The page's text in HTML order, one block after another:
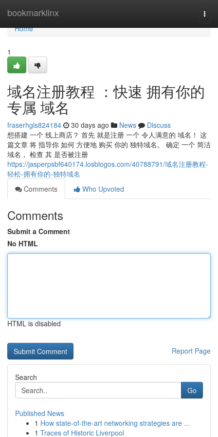
bookmarklinx
Home
Home
1
域名注册教程 ：快速 拥有你的
专属 域名
fraserhgls824184 30 days ago News
Discuss
想搭建 一个 线上商店？ 首先 就是注册 一个 令人满意的 域名！ 这
篇文章 将 指导你 如何 方便地 购买 你的 独特域名。 确定 一个 简洁
域名， 检查 其 是否被注册
https://jasperpsbf640174.losblogos.com/40788791/域名注册教程-
轻松-拥有你的-独特域名
Comments
Who Upvoted
Comments
Submit a Comment
No HTML
HTML is disabled
Report Page
Search
Go
Published News
1 How state-of-the-art networking strategies are ...
1 Traces of Historic Liverpool